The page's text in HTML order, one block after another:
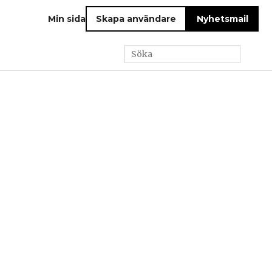
Min sida Skapa användare Nyhetsmail